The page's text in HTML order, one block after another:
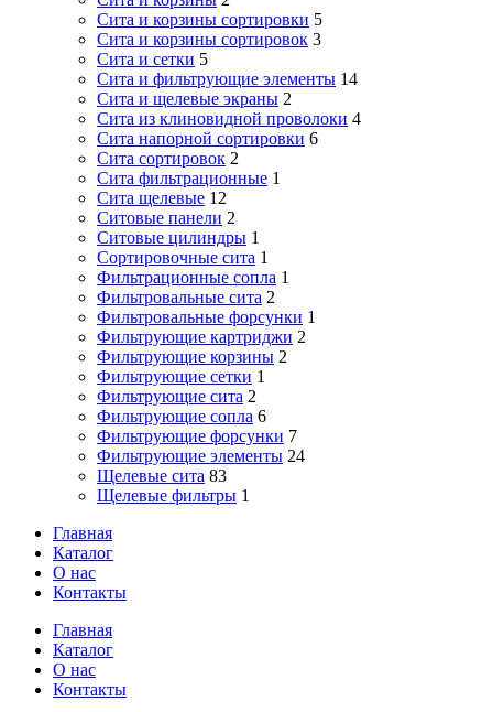
Сита и корзины сортировки 5
Сита и корзины сортировок 3
Сита и сетки 5
Сита и фильтрующие элементы 14
Сита и щелевые экраны 2
Сита из клиновидной проволоки 4
Сита напорной сортировки 6
Сита сортировок 2
Сита фильтрационные 1
Сита щелевые 12
Ситовые панели 2
Ситовые цилиндры 1
Сортировочные сита 1
Фильтрационные сопла 1
Фильтровальные сита 2
Фильтровальные форсунки 1
Фильтрующие картриджи 2
Фильтрующие корзины 2
Фильтрующие сетки 1
Фильтрующие сита 2
Фильтрующие сопла 6
Фильтрующие форсунки 7
Фильтрующие элементы 24
Щелевые сита 83
Щелевые фильтры 1
Главная
Каталог
О нас
Контакты
Close
Menu
Главная
Каталог
О нас
Контакты